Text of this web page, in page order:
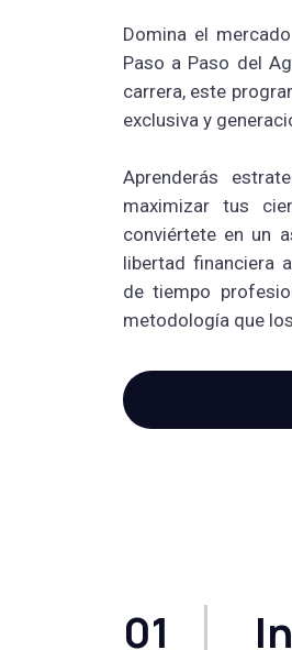
Domina el
Paso a Paso del
carrera, este
exclusiva y
Aprenderás
maximizar tus
conviértete en un
libertad financiera
de tiempo
metodología que
01